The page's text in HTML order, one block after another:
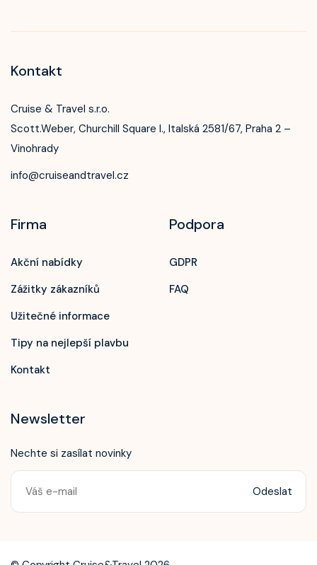
Zavolejte nám!
+420 603 172 604
Kontakt
Cruise & Travel s.r.o.
Scott.Weber, Churchill Square I., Italská 2581/67, Praha 2 –
Vinohrady
info@cruiseandtravel.cz
Firma
Akční nabídky
Zážitky zákazníků
Užitečné informace
Tipy na nejlepší plavbu
Kontakt
Podpora
GDPR
FAQ
Newsletter
Nechte si zasílat novinky
Odeslat